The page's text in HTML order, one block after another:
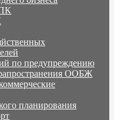
по предупреждению
ООБЖ
планирования